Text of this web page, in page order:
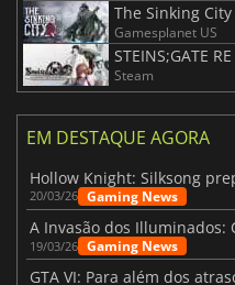
The Sinking City
Gamesplanet US
STEINS;GATE
Steam
EM DESTAQUE AGORA
20/03/26 Gaming News
19/03/26 Gaming News